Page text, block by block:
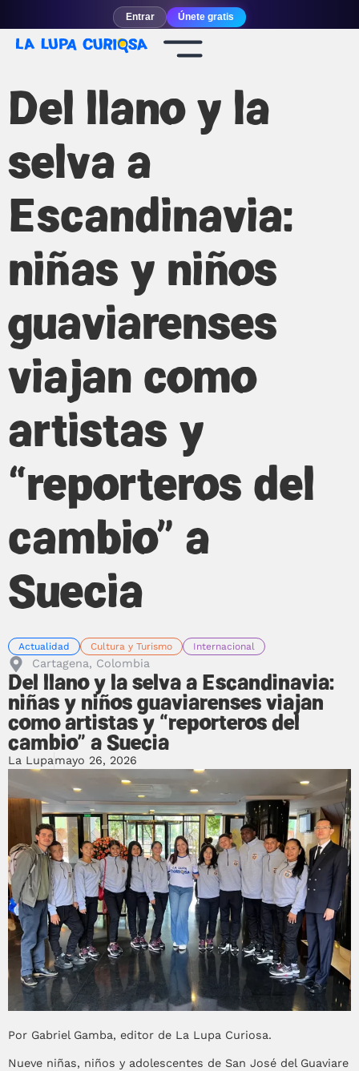
Entrar Únete gratis
Del llano y la
selva a
Escandinavia:
niñas y niños
guaviarenses
viajan como
artistas y
“reporteros del
cambio” a
Suecia
Actualidad Cultura y Turismo Internacional
Cartagena, Colombia
Del llano y la selva a Escandinavia:
niñas y niños guaviarenses viajan
como artistas y “reporteros del
cambio” a Suecia
La Lupamayo 26, 2026
Por Gabriel Gamba, editor de La Lupa Curiosa.
Nueve niñas, niños y adolescentes de San José del Guaviare